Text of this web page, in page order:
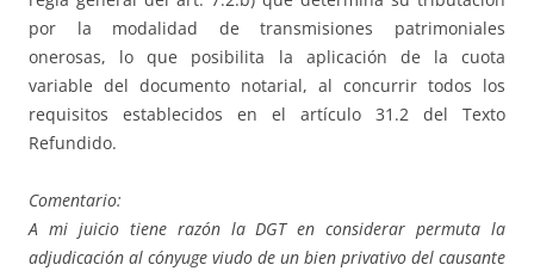
por la modalidad de transmisiones patrimoniales
onerosas, lo que posibilita la aplicación de la cuota
variable del documento notarial, al concurrir todos los
requisitos establecidos en el artículo 31.2 del Texto
Refundido.
Comentario:
A mi juicio tiene razón la DGT en considerar permuta la
adjudicación al cónyuge viudo de un bien privativo del causante